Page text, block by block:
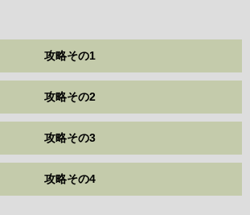
攻略その1
攻略その2
攻略その3
攻略その4